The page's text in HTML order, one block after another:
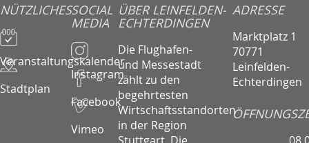
NÜTZLICHES
Veranstaltungskalender
Stadtplan
SOCIAL
MEDIA
Instagram
Facebook
Vimeo
ÜBER LEINFELDEN-
ECHTERDINGEN
Die Flughafen-
und Messestadt
zählt zu den
begehrtesten
Wirtschaftsstandorten
in der Region
ADRESSE
Marktplatz 1
70771
Leinfelden-
Echterdingen